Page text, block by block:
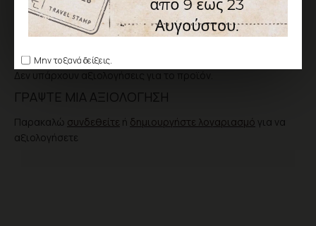
Μην το ξανά δείξεις.
Σύμφωνα με 0 αξιολογήσεις. Γράψτε μια αξιολόγηση
Δεν υπάρχουν αξιολογήσεις για το προϊόν.
ΓΡΆΨΤΕ ΜΙΑ ΑΞΙΟΛΌΓΗΣΗ
Παρακαλώ συνδεθείτε ή δημιουργήστε λογαριασμό για να
αξιολογήσετε